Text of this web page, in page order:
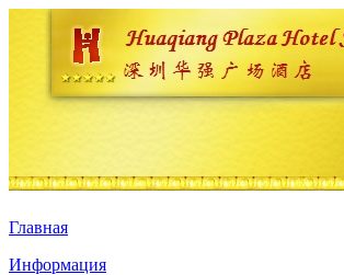
Главная
Информация